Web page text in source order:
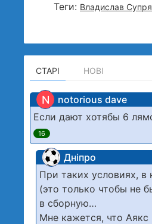
Теги: Владислав
СТАРІ НОВІ
N notorious dave
Если дают хотябы 6
16
Дніпро
При таких условиях,
(это только чтобы не
в сборную…
Мне кажется, что